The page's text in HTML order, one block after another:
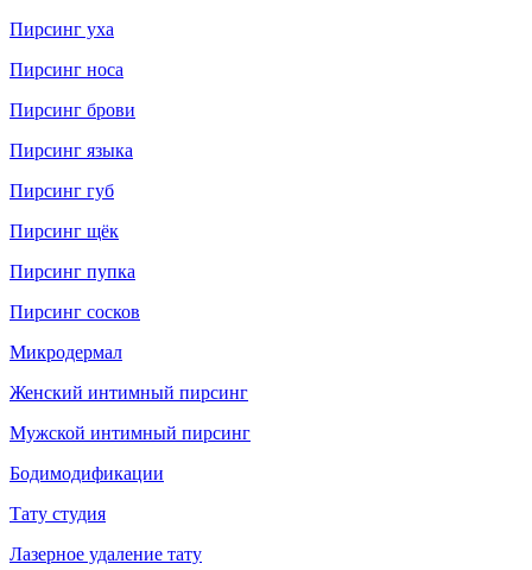
Пирсинг уха
Пирсинг носа
Пирсинг брови
Пирсинг языка
Пирсинг губ
Пирсинг щёк
Пирсинг пупка
Пирсинг сосков
Микродермал
Женский интимный пирсинг
Мужской интимный пирсинг
Бодимодификации
Тату студия
Лазерное удаление тату